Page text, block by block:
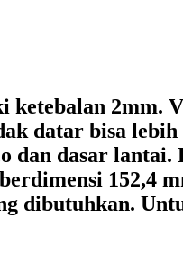
2mm.
datar bisa
dan dasar
152,4
dibutuhkan.